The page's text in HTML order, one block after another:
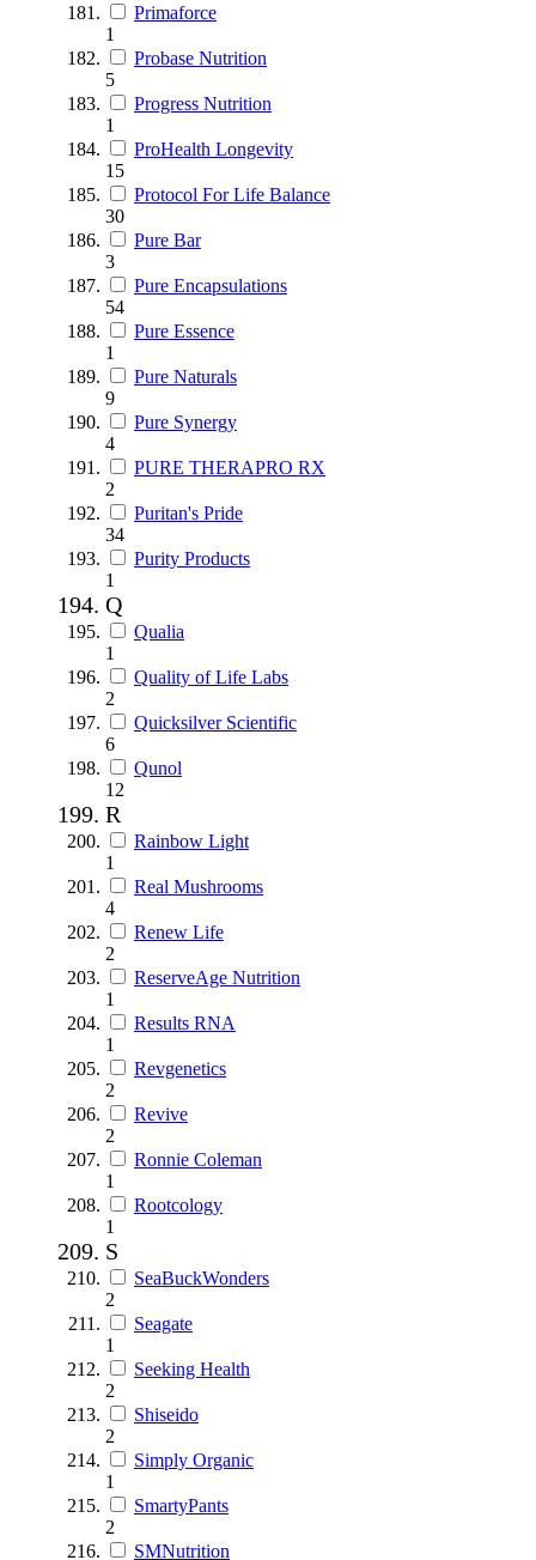
Primaforce
1
Probase Nutrition
5
Progress Nutrition
1
ProHealth Longevity
15
Protocol For Life Balance
30
Pure Bar
3
Pure Encapsulations
54
Pure Essence
1
Pure Naturals
9
Pure Synergy
4
PURE THERAPRO RX
2
Puritan's Pride
34
Purity Products
1
Q
Qualia
1
Quality of Life Labs
2
Quicksilver Scientific
6
Qunol
12
R
Rainbow Light
1
Real Mushrooms
4
Renew Life
2
ReserveAge Nutrition
1
Results RNA
1
Revgenetics
2
Revive
2
Ronnie Coleman
1
Rootcology
1
S
SeaBuckWonders
2
Seagate
1
Seeking Health
2
Shiseido
2
Simply Organic
1
SmartyPants
2
SMNutrition